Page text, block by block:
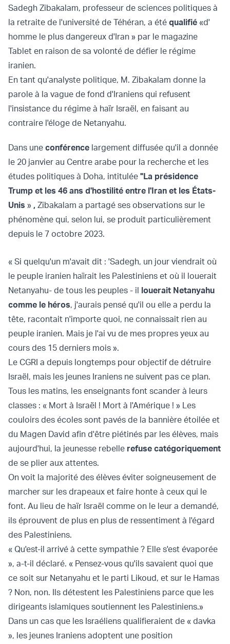
Sadegh Zibakalam, professeur de sciences politiques à
la retraite de l'université de Téhéran, a été qualifié «d'
homme le plus dangereux d'Iran » par le magazine
Tablet en raison de sa volonté de défier le régime
iranien.
En tant qu'analyste politique, M. Zibakalam donne la
parole à la vague de fond d'Iraniens qui refusent
l'insistance du régime à haïr Israël, en faisant au
contraire l'éloge de Netanyahu.
Dans une conférence largement diffusée qu'il a donnée
le 20 janvier au Centre arabe pour la recherche et les
études politiques à Doha, intitulée "La présidence
Trump et les 46 ans d'hostilité entre l'Iran et les États-
Unis » , Zibakalam a partagé ses observations sur le
phénomène qui, selon lui, se produit particulièrement
depuis le 7 octobre 2023.
« Si quelqu'un m'avait dit : 'Sadegh, un jour viendrait où
le peuple iranien haïrait les Palestiniens et où il louerait
Netanyahu- de tous les peuples - il louerait Netanyahu
comme le héros, j'aurais pensé qu'il ou elle a perdu la
tête, racontait n'importe quoi, ne connaissait rien au
peuple iranien. Mais je l'ai vu de mes propres yeux au
cours des 15 derniers mois ».
Le CGRI a depuis longtemps pour objectif de détruire
Israël, mais les jeunes Iraniens ne suivent pas ce plan.
Tous les matins, les enseignants font scander à leurs
classes : « Mort à Israël ! Mort à l'Amérique ! » Les
couloirs des écoles sont pavés de la bannière étoilée et
du Magen David afin d'être piétinés par les élèves, mais
aujourd'hui, la jeunesse rebelle refuse catégoriquement
de se plier aux attentes.
On voit la majorité des élèves éviter soigneusement de
marcher sur les drapeaux et faire honte à ceux qui le
font. Au lieu de haïr Israël comme on le leur a demandé,
ils éprouvent de plus en plus de ressentiment à l'égard
des Palestiniens.
« Qu'est-il arrivé à cette sympathie ? Elle s'est évaporée
», a-t-il déclaré. « Pensez-vous qu'ils savaient quoi que
ce soit sur Netanyahu et le parti Likoud, et sur le Hamas
? Non, non. Ils détestent les Palestiniens parce que les
dirigeants islamiques soutiennent les Palestiniens.»
Dans un cas que les Israéliens qualifieraient de « davka
», les jeunes Iraniens adoptent une position